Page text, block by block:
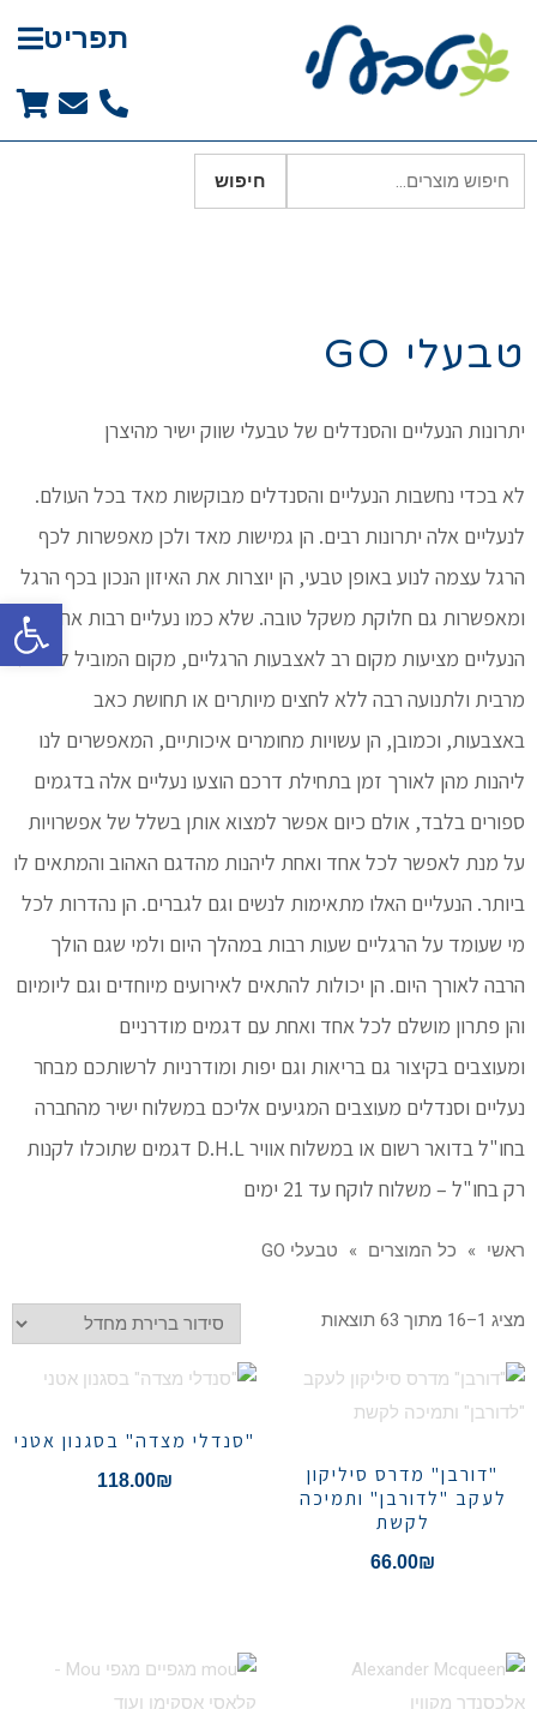
פתח
תפריט
חיפוש
טבעלי GO
יתרונות הנעליים והסנדלים של טבעלי שווק ישיר מהיצרן
לא בכדי נחשבות הנעליים והסנדלים מבוקשות מאד בכל העולם.
לנעליים אלה יתרונות רבים. הן גמישות מאד ולכן מאפשרות לכף
הרגל עצמה לנוע באופן טבעי, הן יוצרות את האיזון הנכון בכף הרגל
ומאפשרות גם חלוקת משקל טובה. שלא כמו נעליים רבות אחרות,
הנעליים מציעות מקום רב לאצבעות הרגליים, מקום המוביל לנוחות
מרבית ולתנועה רבה ללא לחצים מיותרים או תחושת כאב
באצבעות, וכמובן, הן עשויות מחומרים איכותיים, המאפשרים לנו
ליהנות מהן לאורך זמן בתחילת דרכם הוצעו נעליים אלה בדגמים
ספורים בלבד, אולם כיום אפשר למצוא אותן בשלל של אפשרויות
על מנת לאפשר לכל אחד ואחת ליהנות מהדגם האהוב והמתאים לו
ביותר. הנעליים האלו מתאימות לנשים וגם לגברים. הן נהדרות לכל
מי שעומד על הרגליים שעות רבות במהלך היום ולמי שגם הולך
הרבה לאורך היום. הן יכולות להתאים לאירועים מיוחדים וגם ליומיום
והן פתרון מושלם לכל אחד ואחת עם דגמים מודרניים
ומעוצבים בקיצור גם בריאות וגם יפות ומודרניות לרשותכם מבחר
נעליים וסנדלים מעוצבים המגיעים אליכם במשלוח ישיר מהחברה
בחו"ל בדואר רשום או במשלוח אוויר D.H.L דגמים שתוכלו לקנות
רק בחו"ל – משלוח לוקח עד 21 ימים
ראשי » כל המוצרים » טבעלי GO
מציג 1–16 מתוך 63 תוצאות
"דורבן" מדרס סיליקון
לעקב "לדורבן" ותמיכה
לקשת
66.00₪
"סנדלי מצדה" בסגנון אטני
118.00₪